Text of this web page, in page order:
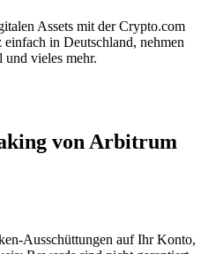
Assets mit der Crypto.com
in Deutschland, nehmen
vieles mehr.
von Arbitrum
Ausschüttungen auf Ihr Konto,